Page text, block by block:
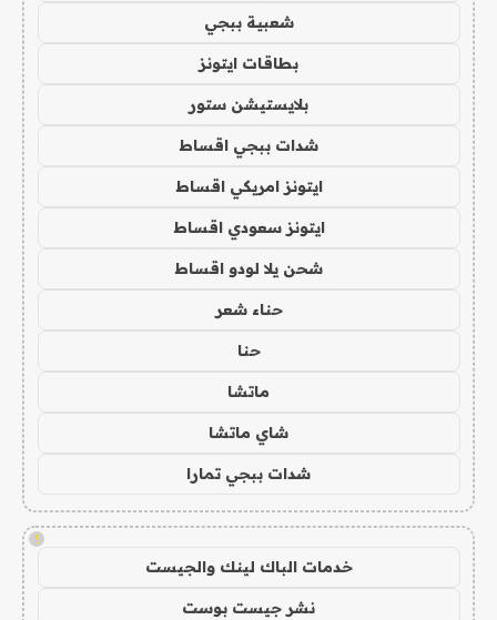
شعبية ببجي
بطاقات ايتونز
بلايستيشن ستور
شدات ببجي اقساط
ايتونز امريكي اقساط
ايتونز سعودي اقساط
شحن يلا لودو اقساط
حناء شعر
حنا
ماتشا
شاي ماتشا
شدات ببجي تمارا
!
خدمات الباك لينك والجيست
نشر جيست بوست